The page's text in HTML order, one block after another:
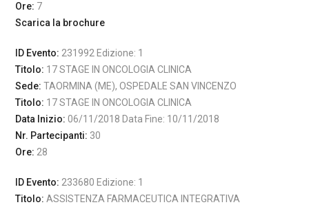
Ore: 7
Scarica la brochure
ID Evento: 231992 Edizione: 1
Titolo: 17 STAGE IN ONCOLOGIA CLINICA
Sede: TAORMINA (ME), OSPEDALE SAN VINCENZO
Titolo: 17 STAGE IN ONCOLOGIA CLINICA
Data Inizio: 06/11/2018 Data Fine: 10/11/2018
Nr. Partecipanti: 30
Ore: 28
ID Evento: 233680 Edizione: 1
Titolo: ASSISTENZA FARMACEUTICA INTEGRATIVA